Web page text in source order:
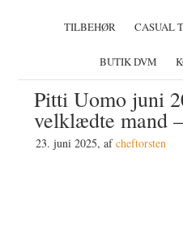
TILBEHØR CASUAL
BUTIK DVM
Pitti Uomo juni
velklædte mand
23. juni 2025, afcheftorsten